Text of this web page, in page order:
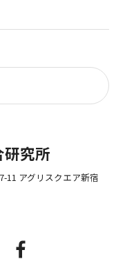
究所
11 アグリスクエア新宿